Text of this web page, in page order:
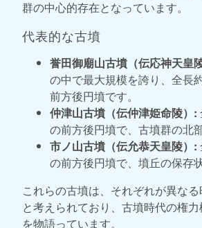
群の中心的存在となっています。
代表的な古墳
誉田御廟山古墳（伝応神天皇
の中で最大規模を誇り、全長
前方後円墳です。
仲津山古墳（伝仲津姫命陵）:
の前方後円墳で、古墳群の北
市ノ山古墳（伝允恭天皇陵）:
の前方後円墳で、墳丘の保存
これらの古墳は、それぞれが異な
と考えられており、古墳時代の権
を物語っています。